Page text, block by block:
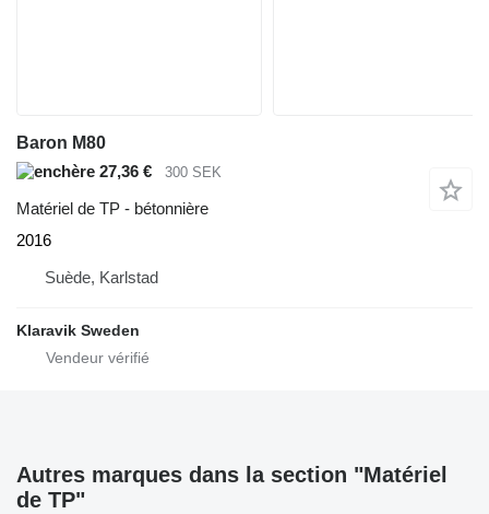
Baron M80
27,36 €
300 SEK
Matériel de TP - bétonnière
2016
Suède, Karlstad
Klaravik Sweden
Autres marques dans la section "Matériel
de TP"